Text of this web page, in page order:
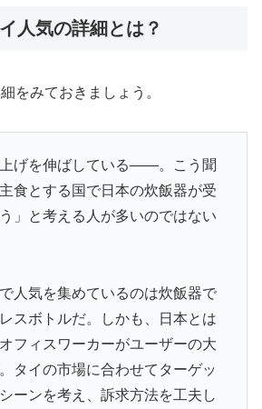
人気の詳細とは？
をみておきましょう。
げを伸ばしている――。こう聞
食とする国で日本の炊飯器が受
」と考える人が多いのではない
人気を集めているのは炊飯器で
スボトルだ。しかも、日本とは
フィスワーカーがユーザーの大
タイの市場に合わせてターゲッ
ーンを考え、訴求方法を工夫し